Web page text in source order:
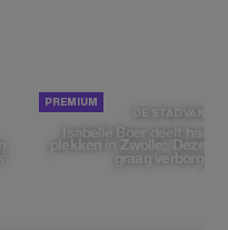
DE STAD VAN
Isabelle Boer deelt haar
plekken in Zwolle: 'Deze
graag verborgen'